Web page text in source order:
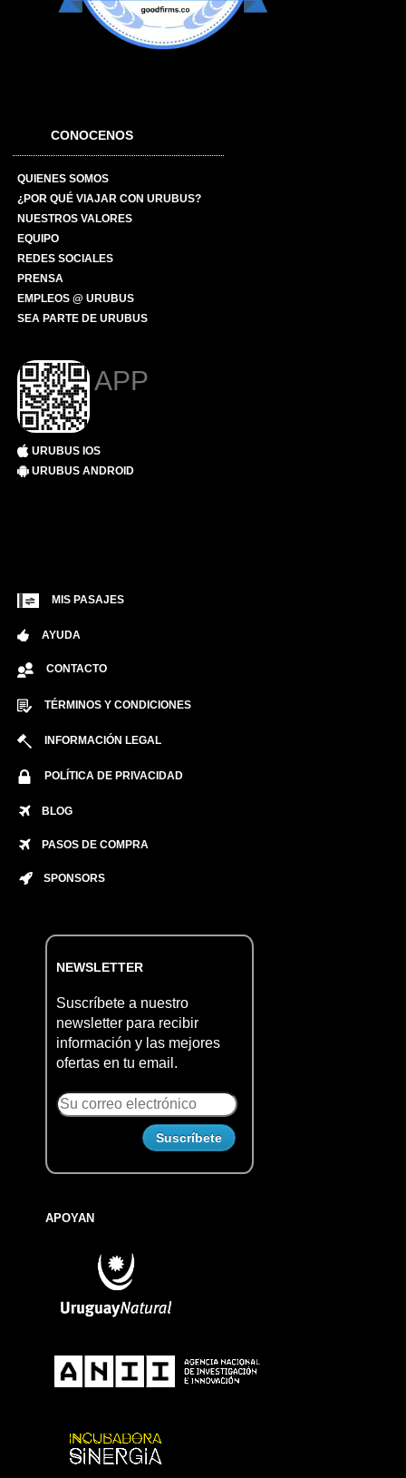
CONOCENOS
QUIENES SOMOS
¿POR QUÉ VIAJAR CON URUBUS?
NUESTROS VALORES
EQUIPO
REDES SOCIALES
PRENSA
EMPLEOS @ URUBUS
SEA PARTE DE URUBUS
APP
URUBUS IOS
URUBUS ANDROID
MIS PASAJES
AYUDA
CONTACTO
TÉRMINOS Y CONDICIONES
INFORMACIÓN LEGAL
POLÍTICA DE PRIVACIDAD
BLOG
PASOS DE COMPRA
SPONSORS
NEWSLETTER
Suscríbete a nuestro
newsletter para recibir
información y las mejores
ofertas en tu email.
APOYAN